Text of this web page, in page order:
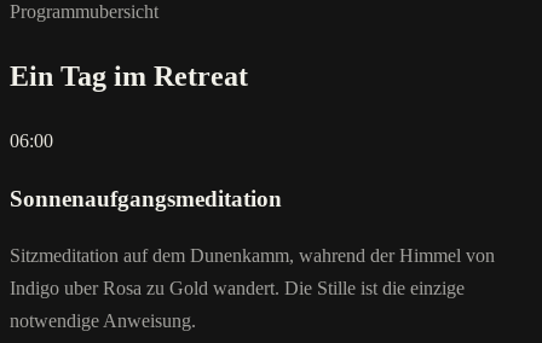
Programmubersicht
Ein Tag im Retreat
06:00
Sonnenaufgangsmeditation
Sitzmeditation auf dem Dunenkamm, wahrend der Himmel von
Indigo uber Rosa zu Gold wandert. Die Stille ist die einzige
notwendige Anweisung.